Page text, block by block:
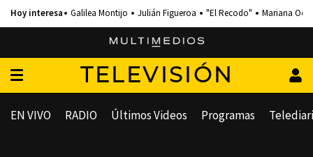
Galilea Montijo Julián Figueroa "El Recodo" Mariana
TELEVISIÓN
EN VIVO RADIO Últimos Videos Programas